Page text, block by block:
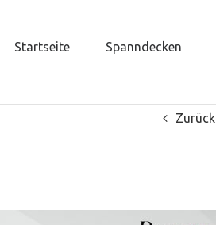
Startseite Spanndecken
Zurück